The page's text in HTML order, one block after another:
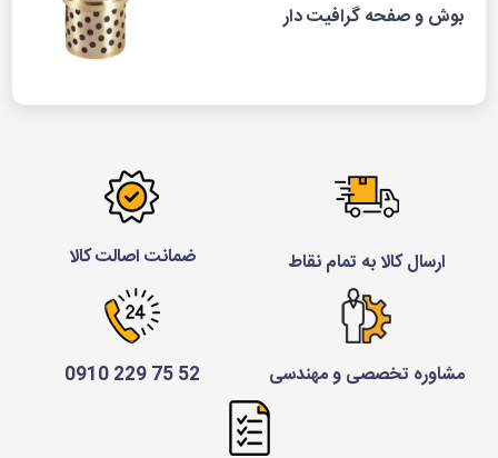
بوش و صفحه گرافیت دار
ارسال کالا به تمام نقاط ضمانت اصالت کالا
مشاوره تخصصی و مهندسی 52 75 229 0910